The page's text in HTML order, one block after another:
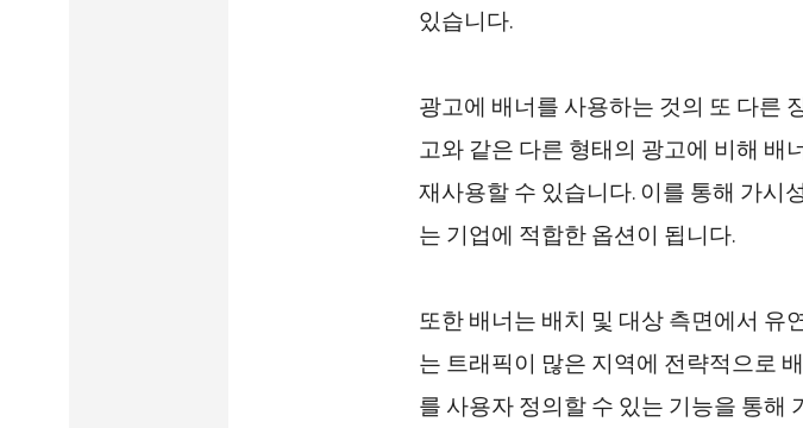
있습니다.
광고에 배너를 사용하는 것의 또 다른
고와 같은 다른 형태의 광고에 비해 배
재사용할 수 있습니다. 이를 통해 가시
는 기업에 적합한 옵션이 됩니다.
또한 배너는 배치 및 대상 측면에서 유
는 트래픽이 많은 지역에 전략적으로
를 사용자 정의할 수 있는 기능을 통해